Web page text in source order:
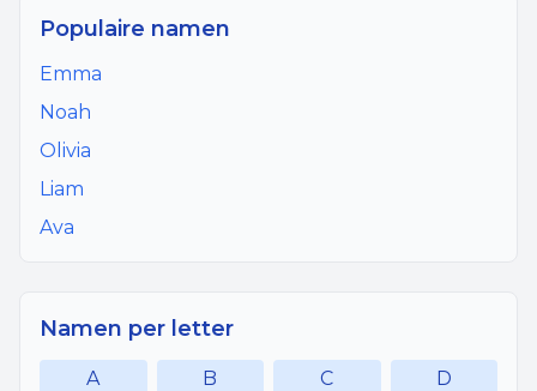
Populaire namen
Emma
Noah
Olivia
Liam
Ava
Namen per letter
A B C D